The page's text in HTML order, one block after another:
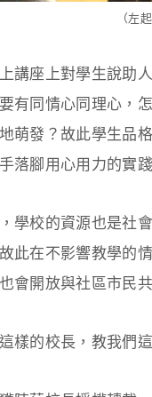
（左
講座上對學生說助
有同情心同理心，
萌發？故此學生品
落腳用心用力的實
學校的資源也是社
此在不影響教學的
會開放與社區市民共
樣的校長，教我們